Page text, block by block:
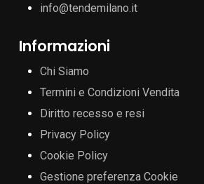
info@tendemilano.it
Informazioni
Chi Siamo
Termini e Condizioni Vendita
Diritto recesso e resi
Privacy Policy
Cookie Policy
Gestione preferenza Cookie